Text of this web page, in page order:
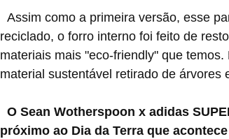
reciclado, o forro interno foi feito de
materiais mais "eco-friendly" que
material sustentável retirado de árvores
próximo ao Dia da Terra que